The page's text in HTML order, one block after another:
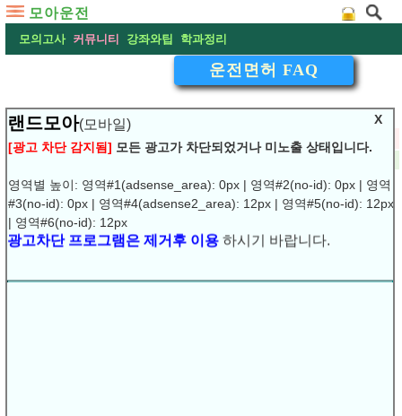
모아운전
모의고사 커뮤니티 강좌와팁 학과정리
X
랜드모아(모바일)
[광고 차단 감지됨] 모든 광고가 차단되었거나 미노출 상태입니다.
영역별 높이: 영역#1(adsense_area): 0px | 영역#2(no-id): 0px | 영역
#3(no-id): 0px | 영역#4(adsense2_area): 12px | 영역#5(no-id): 12px
| 영역#6(no-id): 12px
광고차단 프로그램은 제거후 이용
운전면허 FAQ
▽일단 필기시험 먼저 보고 싶은데요
URL복사
▶
1.일단 필기시험 먼저 보고 싶은데요,
필기는 학원에 따라 약간의 차이가 있기는 하지만 무료
로 해주는 곳이 많습니다.